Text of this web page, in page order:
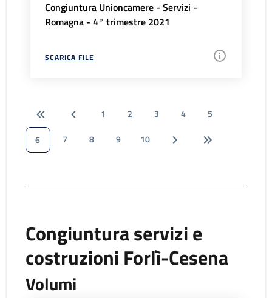
Congiuntura Unioncamere - Servizi -
Romagna - 4° trimestre 2021
SCARICA FILE
1 2 3 4
5
6
7 8 9 10
Congiuntura servizi e
costruzioni Forlì-Cesena
Volumi